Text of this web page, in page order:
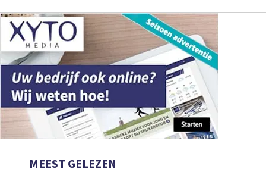
MEEST GELEZEN